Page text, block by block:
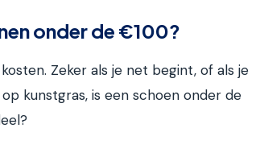
onder de €100?
Zeker als je net begint, of als je
kunstgras, is een schoen onder de